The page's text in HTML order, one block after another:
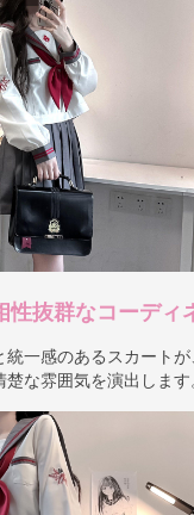
性抜群なコーディ
一感のあるスカート
な雰囲気を演出します